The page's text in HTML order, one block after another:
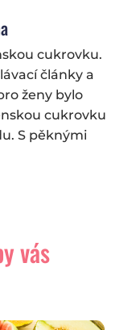
cukrovku.
články a
ženy bylo
cukrovku
S pěknými
vás